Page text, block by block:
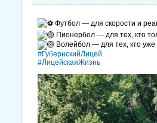
Футбол — для скорости и
Пионербол — для тех, кто
Волейбол — для тех, кто
#ГубернскийЛицей
#ЛицейскаяЖизнь